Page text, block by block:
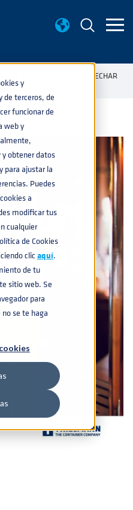
y
de terceros, de
funcionar de
web y
obtener datos
para ajustar la
Puedes
a
modificar tus
cualquier
de Cookies
clic aquí.
de tu
sitio web. Se
para
se te haga
DE BARRIL: CÓMO APROVECHAR